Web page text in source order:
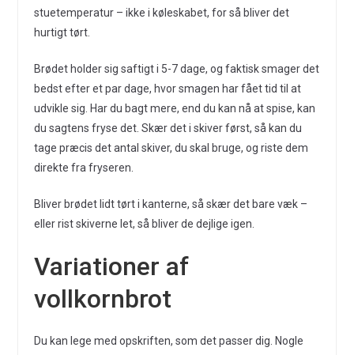
stuetemperatur – ikke i køleskabet, for så bliver det
hurtigt tørt.
Brødet holder sig saftigt i 5-7 dage, og faktisk smager det
bedst efter et par dage, hvor smagen har fået tid til at
udvikle sig. Har du bagt mere, end du kan nå at spise, kan
du sagtens fryse det. Skær det i skiver først, så kan du
tage præcis det antal skiver, du skal bruge, og riste dem
direkte fra fryseren.
Bliver brødet lidt tørt i kanterne, så skær det bare væk –
eller rist skiverne let, så bliver de dejlige igen.
Variationer af
vollkornbrot
Du kan lege med opskriften, som det passer dig. Nogle